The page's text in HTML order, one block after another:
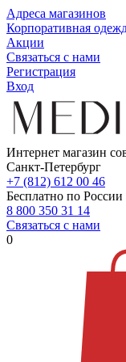
Адреса магазинов
Корпоративная
Акции
Связаться с нами
Регистрация
Вход
Интернет магазин
Санкт-Петербург
+7 (812) 612 00 46
Бесплатно по России
8 800 350 31 14
Связаться с нами
0